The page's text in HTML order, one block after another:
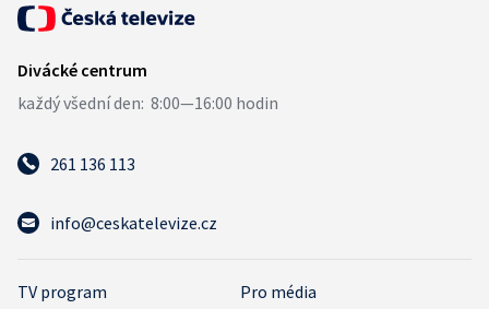
261 136 113
info@ceskatelevize.cz
TV program
Pro média